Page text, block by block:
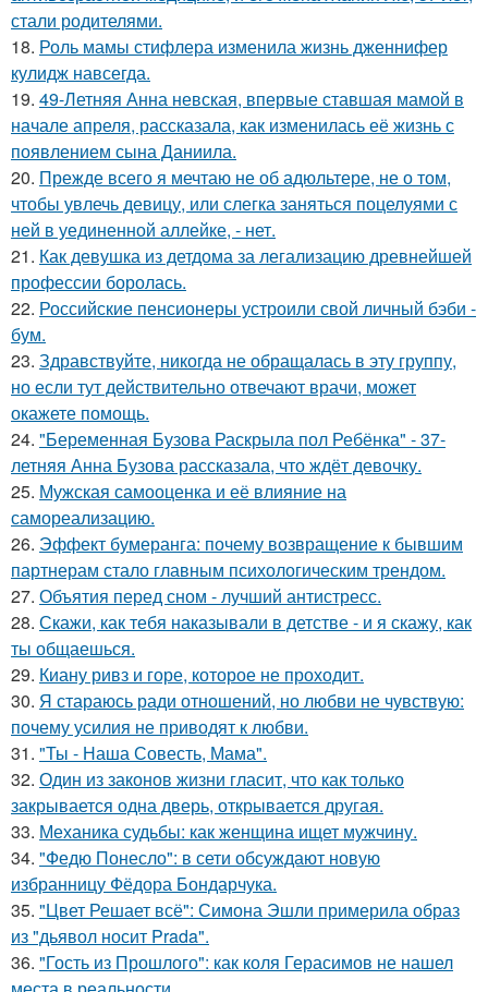
стали родителями.
18. Роль мамы стифлера изменила жизнь дженнифер
кулидж навсегда.
19. 49-Летняя Анна невская, впервые ставшая мамой в
начале апреля, рассказала, как изменилась её жизнь с
появлением сына Даниила.
20. Прежде всего я мечтаю не об адюльтере, не о том,
чтобы увлечь девицу, или слегка заняться поцелуями с
ней в уединенной аллейке, - нет.
21. Как девушка из детдома за легализацию древнейшей
профессии боролась.
22. Российские пенсионеры устроили свой личный бэби -
бум.
23. Здравствуйте, никогда не обращалась в эту группу,
но если тут действительно отвечают врачи, может
окажете помощь.
24. "Беременная Бузова Раскрыла пол Ребёнка" - 37-
летняя Анна Бузова рассказала, что ждёт девочку.
25. Мужская самооценка и её влияние на
самореализацию.
26. Эффект бумеранга: почему возвращение к бывшим
партнерам стало главным психологическим трендом.
27. Объятия перед сном - лучший антистресс.
28. Скажи, как тебя наказывали в детстве - и я скажу, как
ты общаешься.
29. Киану ривз и горе, которое не проходит.
30. Я стараюсь ради отношений, но любви не чувствую:
почему усилия не приводят к любви.
31. "Ты - Наша Совесть, Мама".
32. Один из законов жизни гласит, что как только
закрывается одна дверь, открывается другая.
33. Механика судьбы: как женщина ищет мужчину.
34. "Федю Понесло": в сети обсуждают новую
избранницу Фёдора Бондарчука.
35. "Цвет Решает всё": Симона Эшли примерила образ
из "дьявол носит Prada".
36. "Гость из Прошлого": как коля Герасимов не нашел